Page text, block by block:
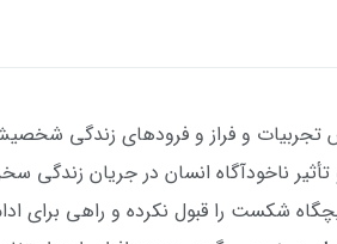
تجربیات و فراز و فرودهای زندگی
ناخودآگاه انسان در جریان زندگی
شکست را قبول نکرده و راهی برای